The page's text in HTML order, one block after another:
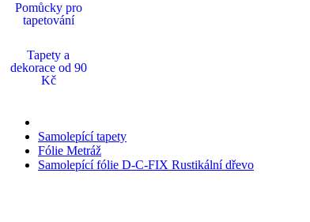
Pomůcky pro
tapetování
Tapety a
dekorace od 90
Kč
Samolepící tapety
Fólie Metráž
Samolepící fólie D-C-FIX Rustikální dřevo